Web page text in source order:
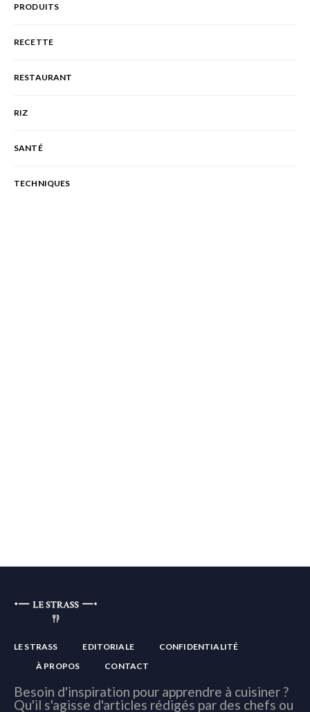
PRODUITS
RECETTE
RESTAURANT
RIZ
SANTÉ
TECHNIQUES
LE STRASS EDITORIALE
CONFIDENTIALITÉ
À PROPOS
CONTACT
Besoin d'inspiration pour apprendre à cuisiner ?
Qu'il s'agisse d'articles rédigés par des chefs ou